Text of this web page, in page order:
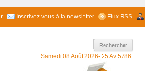
Inscrivez-vous à la newsletter Flux RSS
:
Samedi 08 Août 2026- 25 Av 5786